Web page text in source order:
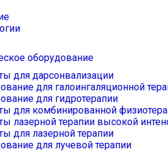
оборудование
для дарсонвализации
для галоингаляционной
для гидротерапии
для комбинированной
лазерной терапии высокой
для лазерной терапии
для лучевой терапии